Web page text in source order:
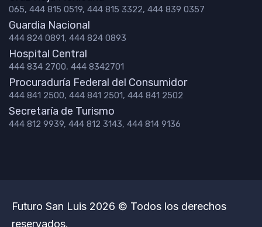
065, 444 815 0519, 444 815 3322, 444 839 0357
Guardia Nacional
444 824 0891, 444 824 0893
Hospital Central
444 834 2700, 444 8342701
Procuraduría Federal del Consumidor
444 841 2500, 444 841 2501, 444 841 2502
Secretaría de Turismo
444 812 9939, 444 812 3143, 444 814 9136
Futuro San Luis 2026 © Todos los derechos
reservados.